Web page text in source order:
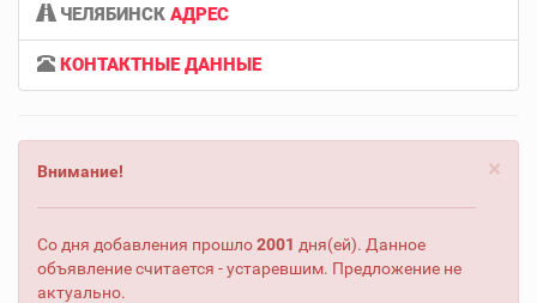
ЧЕЛЯБИНСК АДРЕС
КОНТАКТНЫЕ ДАННЫЕ
×
Внимание!
Со дня добавления прошло2001 дня(ей). Данное
объявление считается - устаревшим. Предложение не
актуально.